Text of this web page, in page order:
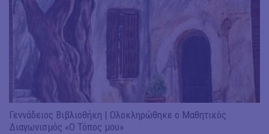
Γεννάδειος Βιβλιοθήκη | Ολοκληρώθηκε ο Μαθητικός
Διαγωνισμός «Ο Τόπος μου»